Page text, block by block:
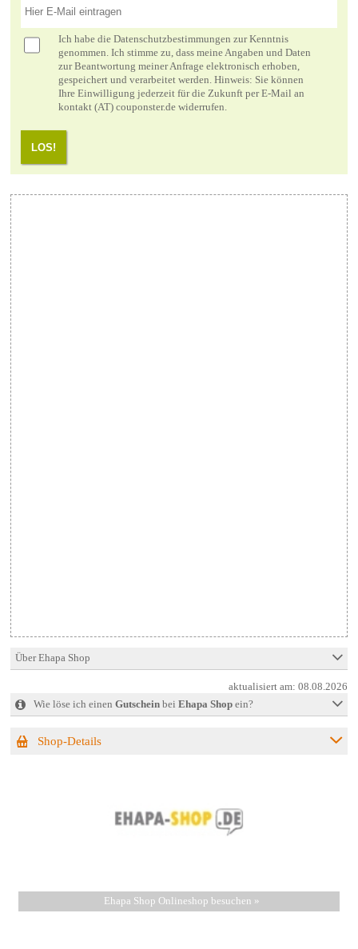
Ich habe die Datenschutzbestimmungen zur Kenntnis
genommen. Ich stimme zu, dass meine Angaben und Daten
zur Beantwortung meiner Anfrage elektronisch erhoben,
gespeichert und verarbeitet werden. Hinweis: Sie können
Ihre Einwilligung jederzeit für die Zukunft per E-Mail an
kontakt (AT) couponster.de widerrufen.
LOS!
Über Ehapa Shop
aktualisiert am:08.08.2026
Wie löse ich einen Gutscheinbei Ehapa Shopein?
Shop-Details
Ehapa Shop Onlineshop besuchen »